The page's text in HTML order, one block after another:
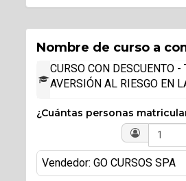
Nombre de curso a
CURSO CON DESCUENTO
AVERSIÓN AL RIESGO EN
¿Cuántas personas
Vendedor: GO CURSOS SPA